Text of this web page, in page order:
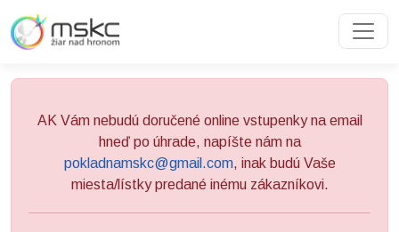
AK Vám nebudú doručené online vstupenky na email
hneď po úhrade, napíšte nám na
pokladnamskc@gmail.com, inak budú Vaše
miesta/lístky predané inému zákazníkovi.